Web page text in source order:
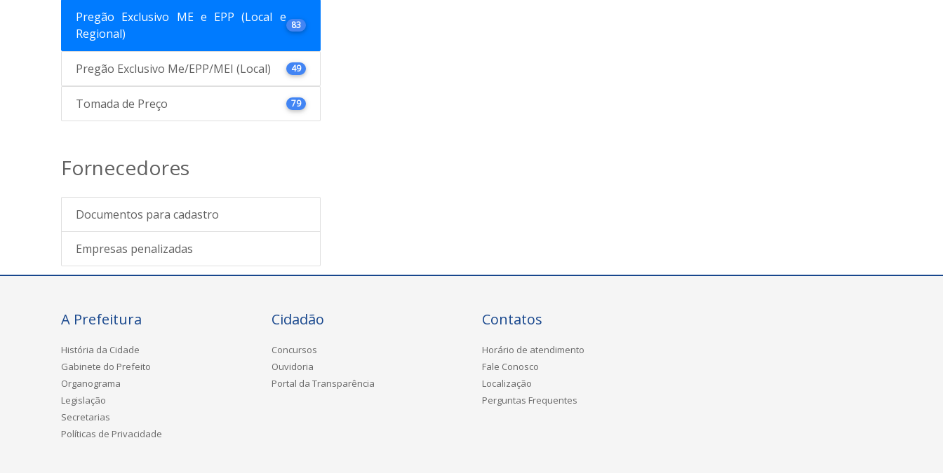
Pregão Exclusivo ME e EPP (Local e
Regional)
83
Pregão Exclusivo Me/EPP/MEI (Local) 49
Tomada de Preço 79
Fornecedores
Documentos para cadastro
Empresas penalizadas
A Prefeitura
História da Cidade
Gabinete do Prefeito
Organograma
Legislação
Secretarias
Políticas de Privacidade
Cidadão
Concursos
Ouvidoria
Portal da Transparência
Contatos
Horário de atendimento
Fale Conosco
Localização
Perguntas Frequentes